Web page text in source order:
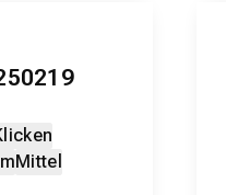
Mittel